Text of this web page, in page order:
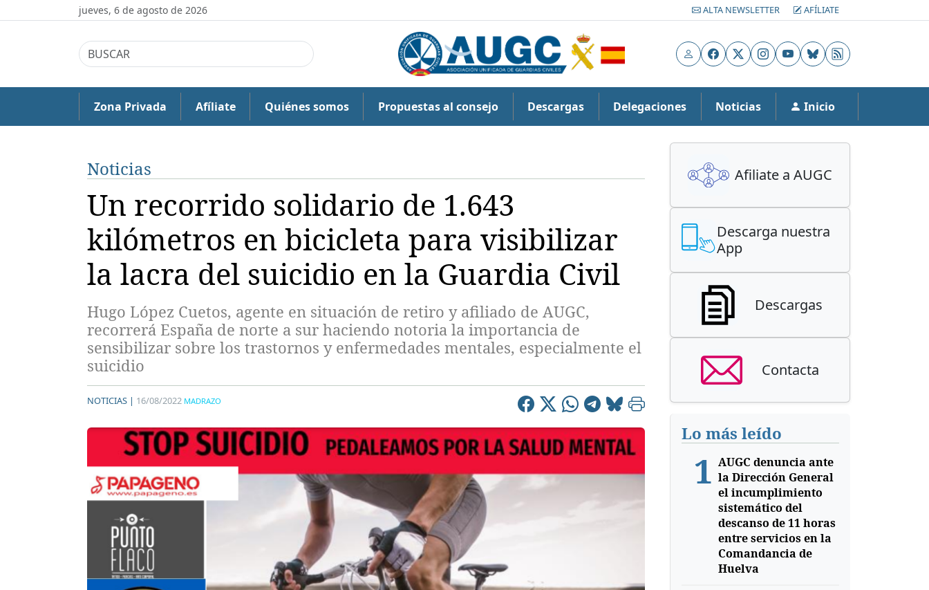
jueves, 6 de agosto de 2026 ALTA NEWSLETTER AFÍLIATE
UsuarioFacebook
X Instagram
YouTubeBluesky
RSS
Zona Privada Afíliate Quiénes somos Propuestas al consejo Descargas Delegaciones Noticias Inicio
Noticias
Un recorrido solidario de 1.643
kilómetros en bicicleta para visibilizar
la lacra del suicidio en la Guardia Civil
Hugo López Cuetos, agente en situación de retiro y afiliado de AUGC,
recorrerá España de norte a sur haciendo notoria la importancia de
sensibilizar sobre los trastornos y enfermedades mentales, especialmente el
suicidio
NOTICIAS | 16/08/2022 MADRAZO
Afiliate a AUGC
Descarga nuestra
App
Descargas
Contacta
Lo más leído
1 AUGC denuncia ante
la Dirección General
el incumplimiento
sistemático del
descanso de 11 horas
entre servicios en la
Comandancia de
Huelva